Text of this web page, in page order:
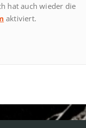
hat auch wieder die
aktiviert.